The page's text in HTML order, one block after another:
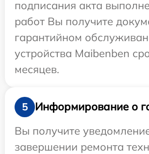
подписания акта
работ Вы получите
гарантийном
устройства Maibenben
месяцев.
5
Информирование о
Вы получите
завершении ремонта